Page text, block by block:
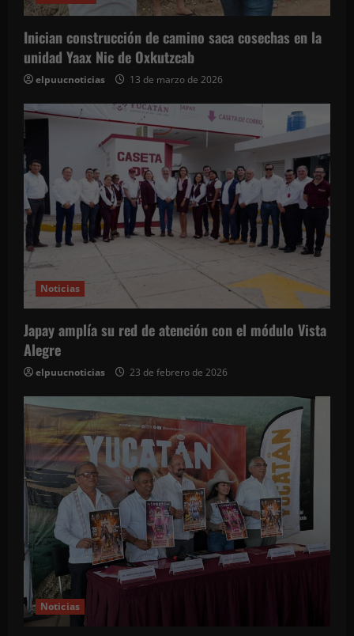
r
a
d
a
s
Inician construcción de camino saca cosechas en la
unidad Yaax Nic de Oxkutzcab
elpuucnoticias 13 de marzo de 2026
Noticias
Japay amplía su red de atención con el módulo Vista
Alegre
elpuucnoticias 23 de febrero de 2026
Noticias